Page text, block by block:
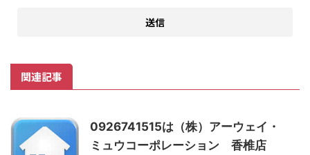
関連記事
0926741515は（株）アーウェイ・
ミュウコーポレーション 香椎店